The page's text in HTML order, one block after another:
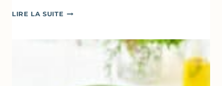
LIRE LA SUITE ABRICOTS